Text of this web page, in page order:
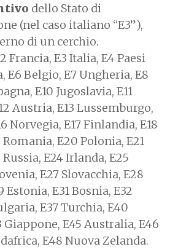
dello Stato di
(nel caso italiano “E3”),
di un cerchio.
Francia, E3 Italia, E4 Paesi
E6 Belgio, E7 Ungheria, E8
E10 Jugoslavia, E11
Austria, E13 Lussemburgo,
Norvegia, E17 Finlandia, E18
E20 Polonia, E21
E24 Irlanda, E25
E27 Slovacchia, E28
E31 Bosnia, E32
E37 Turchia, E40
Giappone, E45 Australia, E46
E48 Nuova Zelanda.